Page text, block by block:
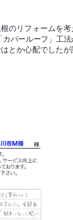
のリフォームを考
バールーフ」工法
とか心配でしたが